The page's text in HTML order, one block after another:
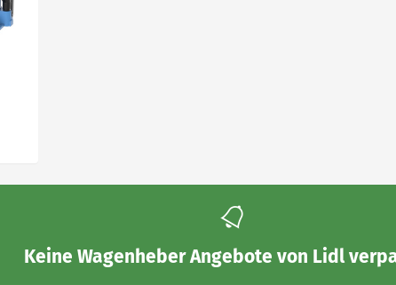
Keine Wagenheber Angebote von Lidl